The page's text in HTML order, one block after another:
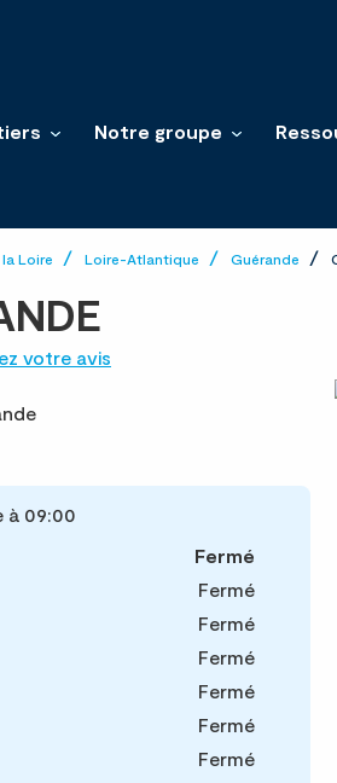
Notre groupe
Loire Loire-Atlantique Guérande
votre avis
à 09:00
Fermé
Fermé
Fermé
Fermé
Fermé
Fermé
Fermé